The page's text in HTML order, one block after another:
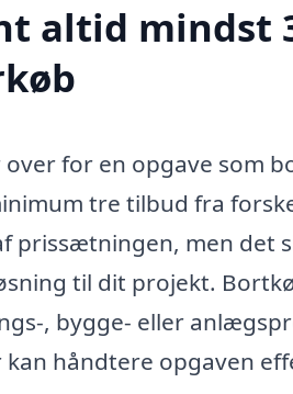
altid mindst
over for en opgave som
tre tilbud fra
prissætningen, men det
til dit projekt.
, bygge- eller
håndtere opgaven